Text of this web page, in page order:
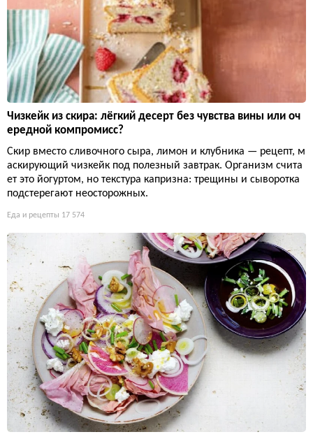
Чизкейк из скира: лёгкий десерт без чувства вины или оч
ередной компромисс?
Скир вместо сливочного сыра, лимон и клубника — рецепт, м
аскирующий чизкейк под полезный завтрак. Организм счита
ет это йогуртом, но текстура капризна: трещины и сыворотка
подстерегают неосторожных.
Еда и рецепты 17 574